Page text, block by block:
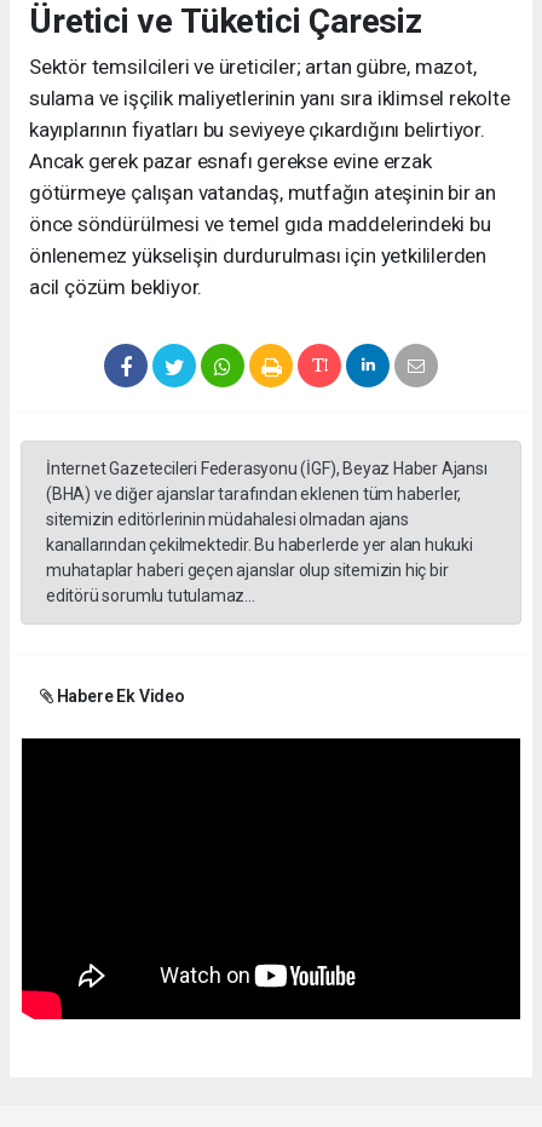
Üretici ve Tüketici Çaresiz
Sektör temsilcileri ve üreticiler; artan gübre, mazot,
sulama ve işçilik maliyetlerinin yanı sıra iklimsel rekolte
kayıplarının fiyatları bu seviyeye çıkardığını belirtiyor.
Ancak gerek pazar esnafı gerekse evine erzak
götürmeye çalışan vatandaş, mutfağın ateşinin bir an
önce söndürülmesi ve temel gıda maddelerindeki bu
önlenemez yükselişin durdurulması için yetkililerden
acil çözüm bekliyor.
İnternet Gazetecileri Federasyonu (İGF), Beyaz Haber Ajansı
(BHA) ve diğer ajanslar tarafından eklenen tüm haberler,
sitemizin editörlerinin müdahalesi olmadan ajans
kanallarından çekilmektedir. Bu haberlerde yer alan hukuki
muhataplar haberi geçen ajanslar olup sitemizin hiç bir
editörü sorumlu tutulamaz...
Habere Ek Video